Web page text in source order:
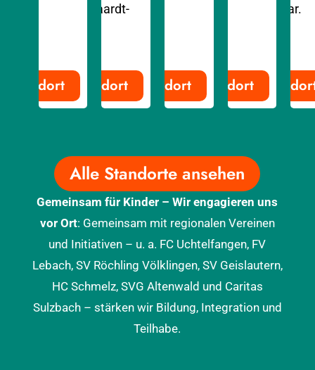
Standort
Rhein-Haardt-
Standort Standort Standort
erreichbar.
Alle Standorte ansehen
Gemeinsam für Kinder – Wir engagieren uns
vor Ort: Gemeinsam mit regionalen Vereinen
und Initiativen – u. a. FC Uchtelfangen, FV
Lebach, SV Röchling Völklingen, SV Geislautern,
HC Schmelz, SVG Altenwald und Caritas
Sulzbach – stärken wir Bildung, Integration und
Teilhabe.